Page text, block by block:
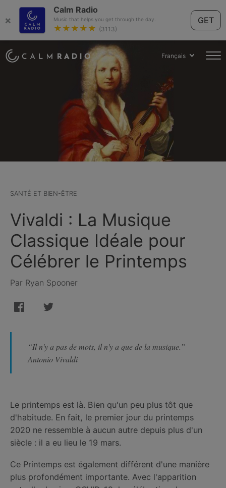
×
Calm Radio
Music that helps you get through the day.
★★★★★ (3113)
GET
Français
SANTÉ ET BIEN-ÊTRE
Vivaldi : La Musique
Classique Idéale pour
Célébrer le Printemps
Par Ryan Spooner
“Il n'y a pas de mots, il n'y a que de la musique.”
Antonio Vivaldi
Le printemps est là. Bien qu'un peu plus tôt que
d'habitude. En fait, le premier jour du printemps
2020 ne ressemble à aucun autre depuis plus d'un
siècle : il a eu lieu le 19 mars.
Ce Printemps est également différent d'une manière
plus profondément importante. Avec l'apparition